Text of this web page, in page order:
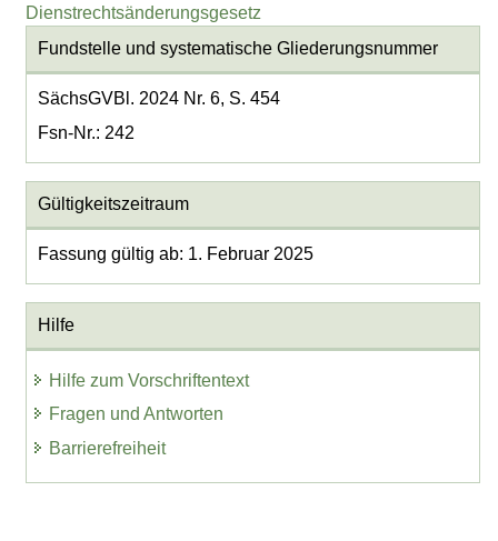
Dienstrechtsänderungsgesetz
Fundstelle und systematische Gliederungsnummer
SächsGVBl. 2024 Nr. 6, S. 454
Fsn-Nr.: 242
Gültigkeitszeitraum
Fassung gültig ab: 1. Februar 2025
Hilfe
Hilfe zum Vorschriftentext
Fragen und Antworten
Barrierefreiheit